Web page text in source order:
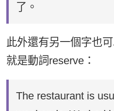
了。
此外還有另一個字也
就是動詞reserve：
The restaurant is